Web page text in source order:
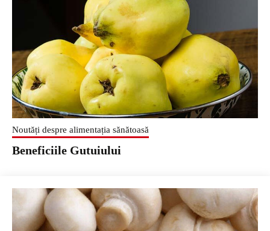
Noutăți despre alimentația sănătoasă
Beneficiile Gutuiului